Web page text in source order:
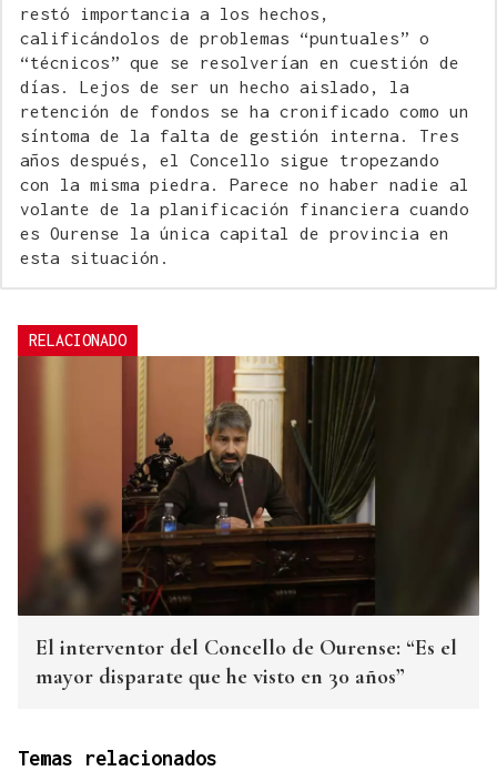
restó importancia a los hechos,
calificándolos de problemas “puntuales” o
“técnicos” que se resolverían en cuestión de
días. Lejos de ser un hecho aislado, la
retención de fondos se ha cronificado como un
síntoma de la falta de gestión interna. Tres
años después, el Concello sigue tropezando
con la misma piedra. Parece no haber nadie al
volante de la planificación financiera cuando
es Ourense la única capital de provincia en
esta situación.
RELACIONADO
El interventor del Concello de Ourense: “Es el
mayor disparate que he visto en 30 años”
Temas relacionados